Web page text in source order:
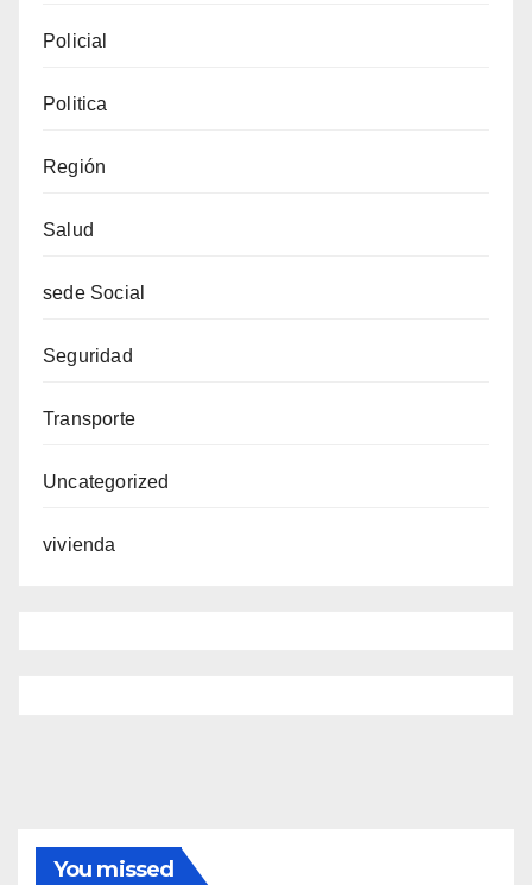
Policial
Politica
Región
Salud
sede Social
Seguridad
Transporte
Uncategorized
vivienda
You missed